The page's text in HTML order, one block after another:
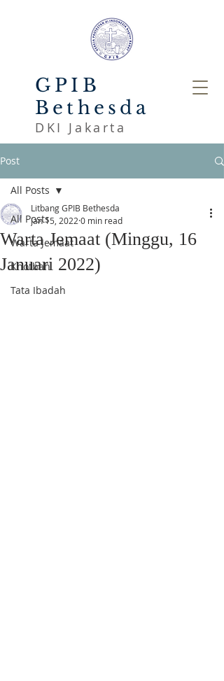
GPIB
Bethesda
DKI Jakarta
Post
All Posts
Warta Jemaat
Khotbah
Tata Ibadah
All Posts
Warta Jemaat (Minggu, 16
Januari 2022)
Litbang GPIB Bethesda
Jan 15, 2022 0 min read